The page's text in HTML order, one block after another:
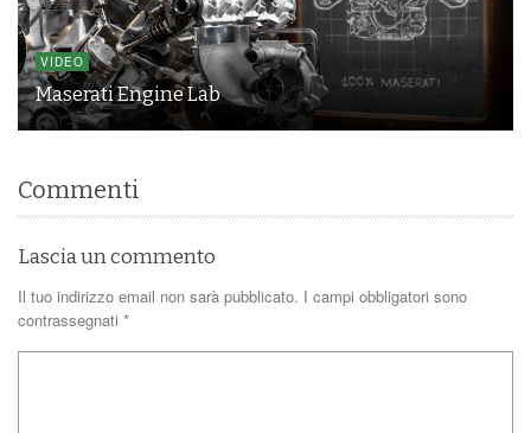
VIDEO
Maserati Engine Lab
Commenti
Lascia un commento
Il tuo indirizzo email non sarà pubblicato. I campi obbligatori sono
contrassegnati *